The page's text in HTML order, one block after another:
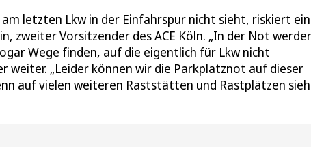
letzten Lkw in der Einfahrspur nicht sieht, riskiert
zweiter Vorsitzender des ACE Köln. „In der Not
Wege finden, auf die eigentlich für Lkw nicht
weiter. „Leider können wir die Parkplatznot auf dieser
auf vielen weiteren Raststätten und Rastplätzen